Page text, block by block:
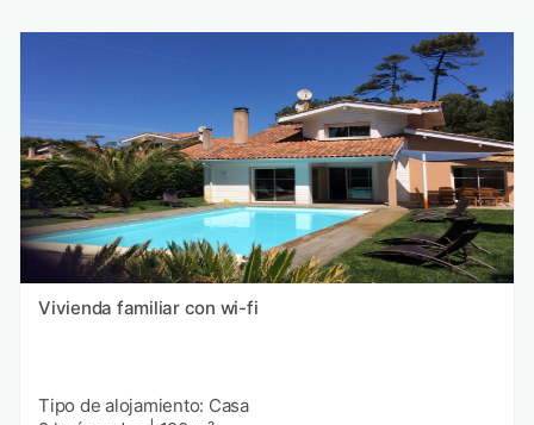
Vivienda familiar con wi-fi
Tipo de alojamiento: Casa